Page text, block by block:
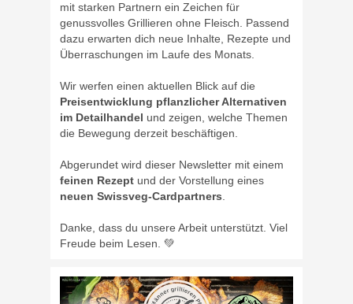
mit starken Partnern ein Zeichen für
genussvolles Grillieren ohne Fleisch. Passend
dazu erwarten dich neue Inhalte, Rezepte und
Überraschungen im Laufe des Monats.
Wir werfen einen aktuellen Blick auf die
Preisentwicklung pflanzlicher Alternativen
im Detailhandel und zeigen, welche Themen
die Bewegung derzeit beschäftigen.
Abgerundet wird dieser Newsletter mit einem
feinen Rezept und der Vorstellung eines
neuen Swissveg-Cardpartners
Danke, dass du unsere Arbeit unterstützt. Viel
Freude beim Lesen. 💚